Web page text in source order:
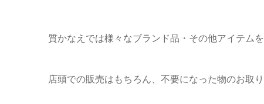
質かなえでは様々なブランド品・その他アイテム
店頭での販売はもちろん、不要になった物のお取り